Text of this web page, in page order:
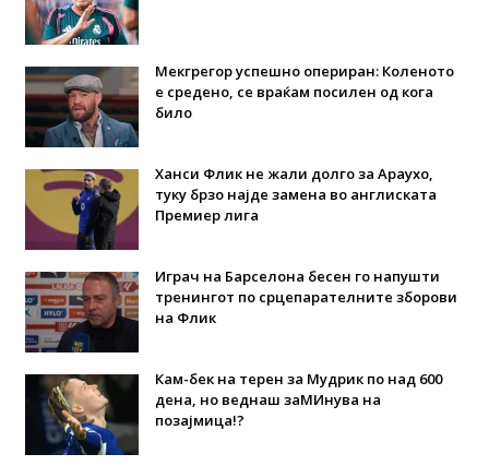
Мекгрегор успешно опериран: Коленото
е средено, се враќам посилен од кога
било
Ханси Флик не жали долго за Араухо,
туку брзо најде замена во англиската
Премиер лига
Играч на Барселона бесен го напушти
тренингот по срцепарателните зборови
на Флик
Кам-бек на терен за Мудрик по над 600
дена, но веднаш заМИнува на
позајмица!?